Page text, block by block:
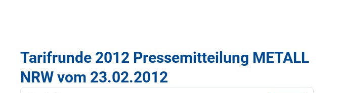
Tarifrunde 2012 Pressemitteilung METALL
NRW vom 23.02.2012